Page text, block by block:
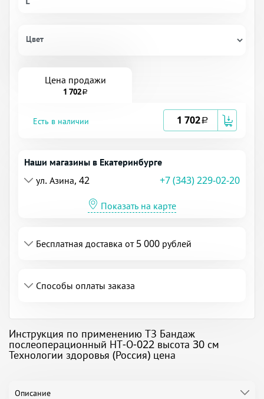
Цвет
Цена продажи
1 702a
Есть в наличии 1 702a
Наши магазины в Екатеринбурге
ул. Азина, 42
+7 (343) 229-02-20
Показать на карте
Бесплатная доставка от 5 000 рублей
Способы оплаты заказа
Инструкция по применению ТЗ Бандаж
послеоперационный НТ-О-022 высота 30 см
Технологии здоровья (Россия) цена
Описание